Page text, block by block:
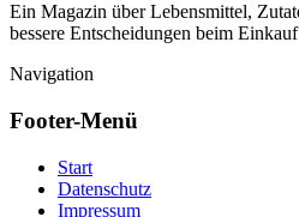
Ein Magazin über Lebensmittel,
bessere Entscheidungen beim
Navigation
Footer-Menü
Start
Datenschutz
Impressum